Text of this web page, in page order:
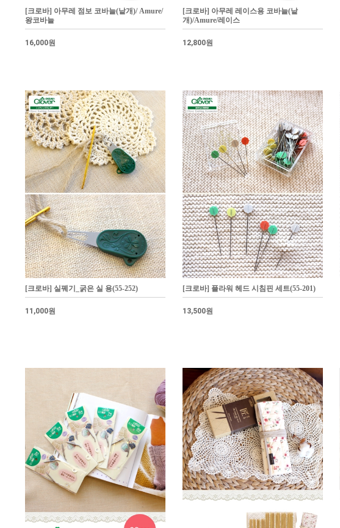
[크로바] 아무레 점보 코바늘(낱개)/ Amure/
왕코바늘
16,000원
[크로바] 아무레 레이스용 코바늘(낱
개)/Amure/레이스
12,800원
[크로바] 실꿰기_굵은 실 용(55-252)
11,000원
[크로바] 플라워 헤드 시침핀 세트(55-201)
13,500원